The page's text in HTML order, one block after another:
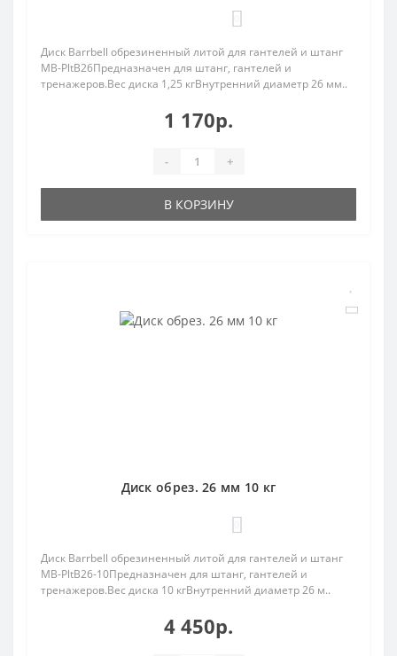
Диск Barrbell обрезиненный литой для гантелей и штанг
MB-PltB26Предназначен для штанг, гантелей и
тренажеров.Вес диска 1,25 кгВнутренний диаметр 26 мм..
1 170р.
- +
В КОРЗИНУ
Диск обрез. 26 мм 10 кг
Диск Barrbell обрезиненный литой для гантелей и штанг
MB-PltB26-10Предназначен для штанг, гантелей и
тренажеров.Вес диска 10 кгВнутренний диаметр 26 м..
4 450р.